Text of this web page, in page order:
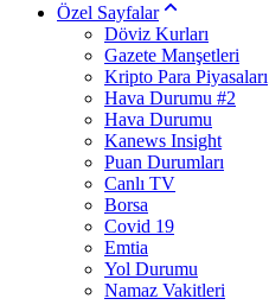
Özel Sayfalar
Döviz Kurları
Gazete Manşetleri
Kripto Para Piyasaları
Hava Durumu #2
Hava Durumu
Kanews Insight
Puan Durumları
Canlı TV
Borsa
Covid 19
Emtia
Yol Durumu
Namaz Vakitleri